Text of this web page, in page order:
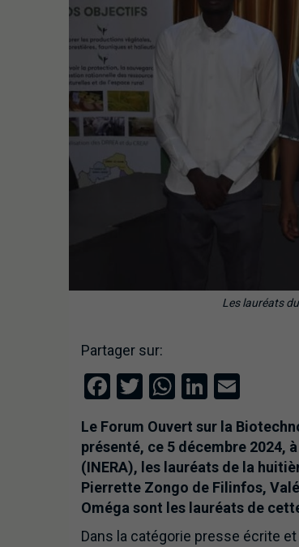
Les lauréats
Partager sur:
Facebook
TwitterWhatsApp
LinkedIn
Le Forum Ouvert sur la
présenté, ce 5 décembre 2024,
(INERA), les lauréats de la
Pierrette Zongo de Filinfos,
Oméga sont les lauréats de
Dans la catégorie presse écrite